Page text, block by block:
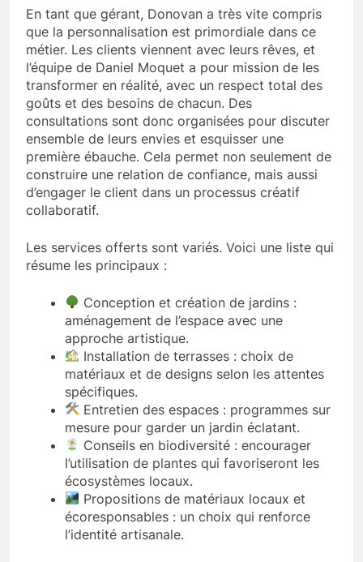
En tant que gérant, Donovan a très vite compris
que la personnalisation est primordiale dans ce
métier. Les clients viennent avec leurs rêves, et
l’équipe de Daniel Moquet a pour mission de les
transformer en réalité, avec un respect total des
goûts et des besoins de chacun. Des
consultations sont donc organisées pour discuter
ensemble de leurs envies et esquisser une
première ébauche. Cela permet non seulement de
construire une relation de confiance, mais aussi
d’engager le client dans un processus créatif
collaboratif.
Les services offerts sont variés. Voici une liste qui
résume les principaux :
Conception et création de jardins :
aménagement de l’espace avec une
approche artistique.
Installation de terrasses : choix de
matériaux et de designs selon les attentes
spécifiques.
Entretien des espaces : programmes sur
mesure pour garder un jardin éclatant.
Conseils en biodiversité : encourager
l’utilisation de plantes qui favoriseront les
écosystèmes locaux.
Propositions de matériaux locaux et
écoresponsables : un choix qui renforce
l’identité artisanale.